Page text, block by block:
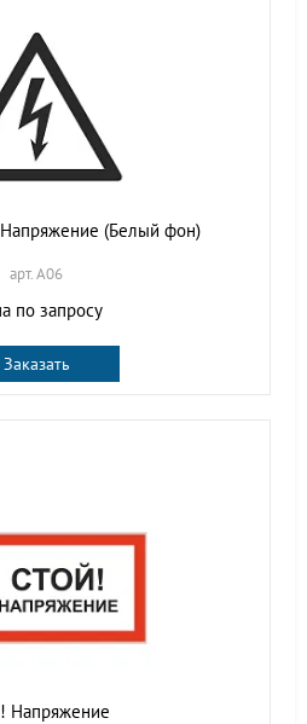
(Белый фон)
арт. A06
по запросу
Заказать
Напряжение